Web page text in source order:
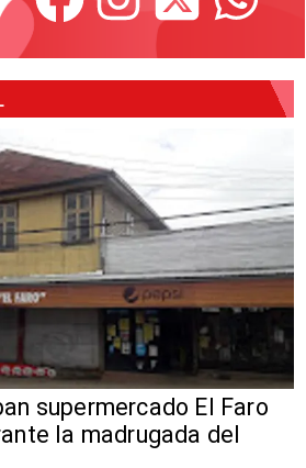
supermercado El Faro
la madrugada del